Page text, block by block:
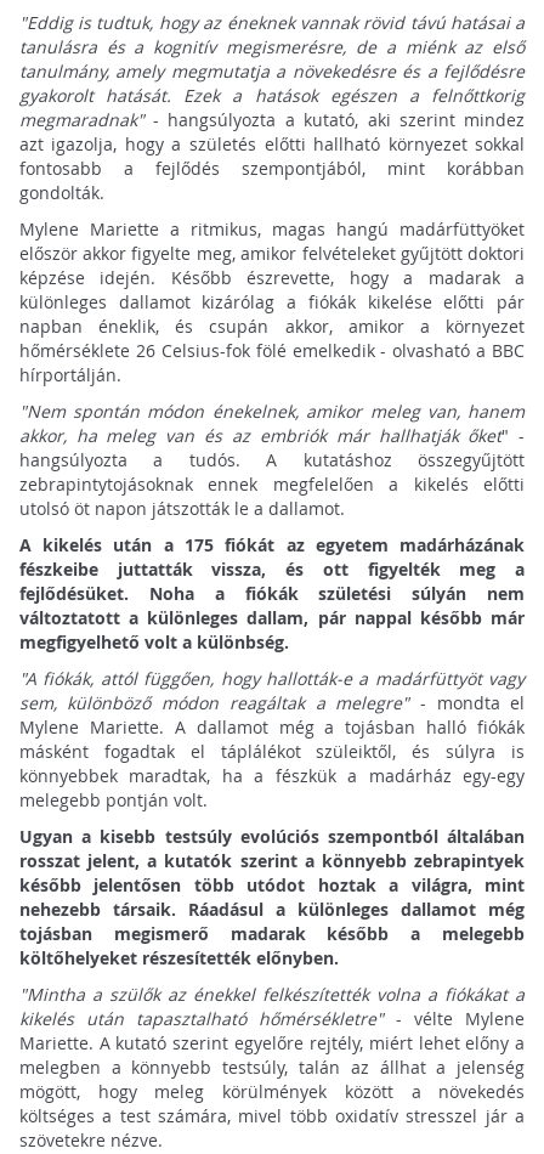
"Eddig is tudtuk, hogy az éneknek vannak rövid távú hatásai a
tanulásra és a kognitív megismerésre, de a miénk az első
tanulmány, amely megmutatja a növekedésre és a fejlődésre
gyakorolt hatását. Ezek a hatások egészen a felnőttkorig
megmaradnak"- hangsúlyozta a kutató, aki szerint mindez
azt igazolja, hogy a születés előtti hallható környezet sokkal
fontosabb a fejlődés szempontjából, mint korábban
gondolták.
Mylene Mariette a ritmikus, magas hangú madárfüttyöket
először akkor figyelte meg, amikor felvételeket gyűjtött doktori
képzése idején. Később észrevette, hogy a madarak a
különleges dallamot kizárólag a fiókák kikelése előtti pár
napban éneklik, és csupán akkor, amikor a környezet
hőmérséklete 26 Celsius-fok fölé emelkedik - olvasható a BBC
hírportálján.
"Nem spontán módon énekelnek, amikor meleg van, hanem
akkor, ha meleg van és az embriók már hallhatják őket" -
hangsúlyozta a tudós. A kutatáshoz összegyűjtött
zebrapintytojásoknak ennek megfelelően a kikelés előtti
utolsó öt napon játszották le a dallamot.
A kikelés után a 175 fiókát az egyetem madárházának
fészkeibe juttatták vissza, és ott figyelték meg a
fejlődésüket. Noha a fiókák születési súlyán nem
változtatott a különleges dallam, pár nappal később már
megfigyelhető volt a különbség.
"A fiókák, attól függően, hogy hallották-e a madárfüttyöt vagy
sem, különböző módon reagáltak a melegre"- mondta el
Mylene Mariette. A dallamot még a tojásban halló fiókák
másként fogadtak el táplálékot szüleiktől, és súlyra is
könnyebbek maradtak, ha a fészkük a madárház egy-egy
melegebb pontján volt.
Ugyan a kisebb testsúly evolúciós szempontból általában
rosszat jelent, a kutatók szerint a könnyebb zebrapintyek
később jelentősen több utódot hoztak a világra, mint
nehezebb társaik. Ráadásul a különleges dallamot még
tojásban megismerő madarak később a melegebb
költőhelyeket részesítették előnyben.
"Mintha a szülők az énekkel felkészítették volna a fiókákat a
kikelés után tapasztalható hőmérsékletre"- vélte Mylene
Mariette. A kutató szerint egyelőre rejtély, miért lehet előny a
melegben a könnyebb testsúly, talán az állhat a jelenség
mögött, hogy meleg körülmények között a növekedés
költséges a test számára, mivel több oxidatív stresszel jár a
szövetekre nézve.